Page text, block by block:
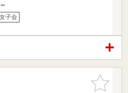
子会
お気に入
りに追加